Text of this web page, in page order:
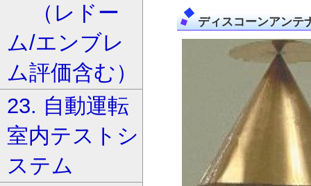
ディスコーンアンテ
（レドー
ム/エンブレ
ム評価含む）
23. 自動運転
室内テストシ
ステム